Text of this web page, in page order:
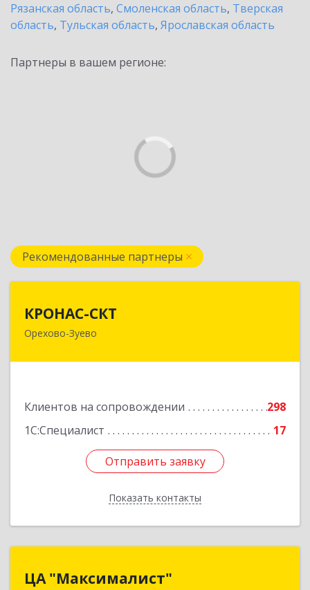
Рязанская область, Смоленская область, Тверская
область, Тульская область, Ярославская область
Партнеры в вашем регионе:
Рекомендованные партнеры
КРОНАС-СКТ
Орехово-Зуево
Клиентов на сопровождении
298
1С:Специалист
17
Отправить заявку
Показать контакты
142600, Московская обл, Орехово-Зуево г,
Отправить заявку
Назад
ЦА "Максималист"